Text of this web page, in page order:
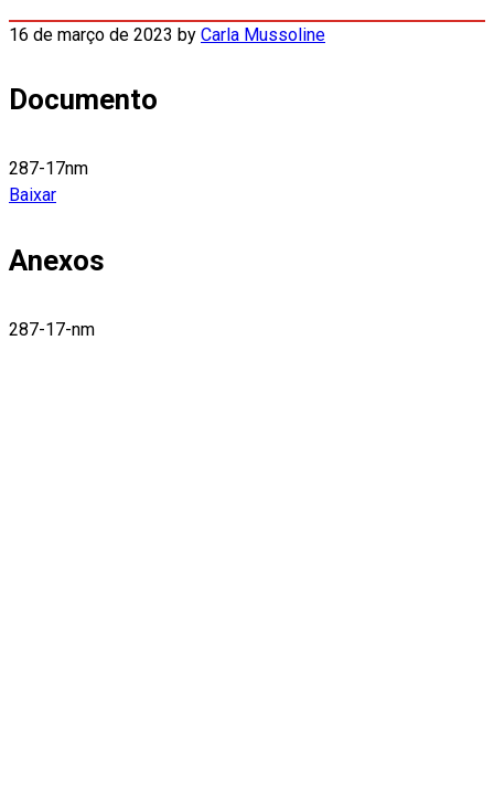
16 de março de 2023 by Carla Mussoline
Documento
287-17nm
Baixar
Anexos
287-17-nm